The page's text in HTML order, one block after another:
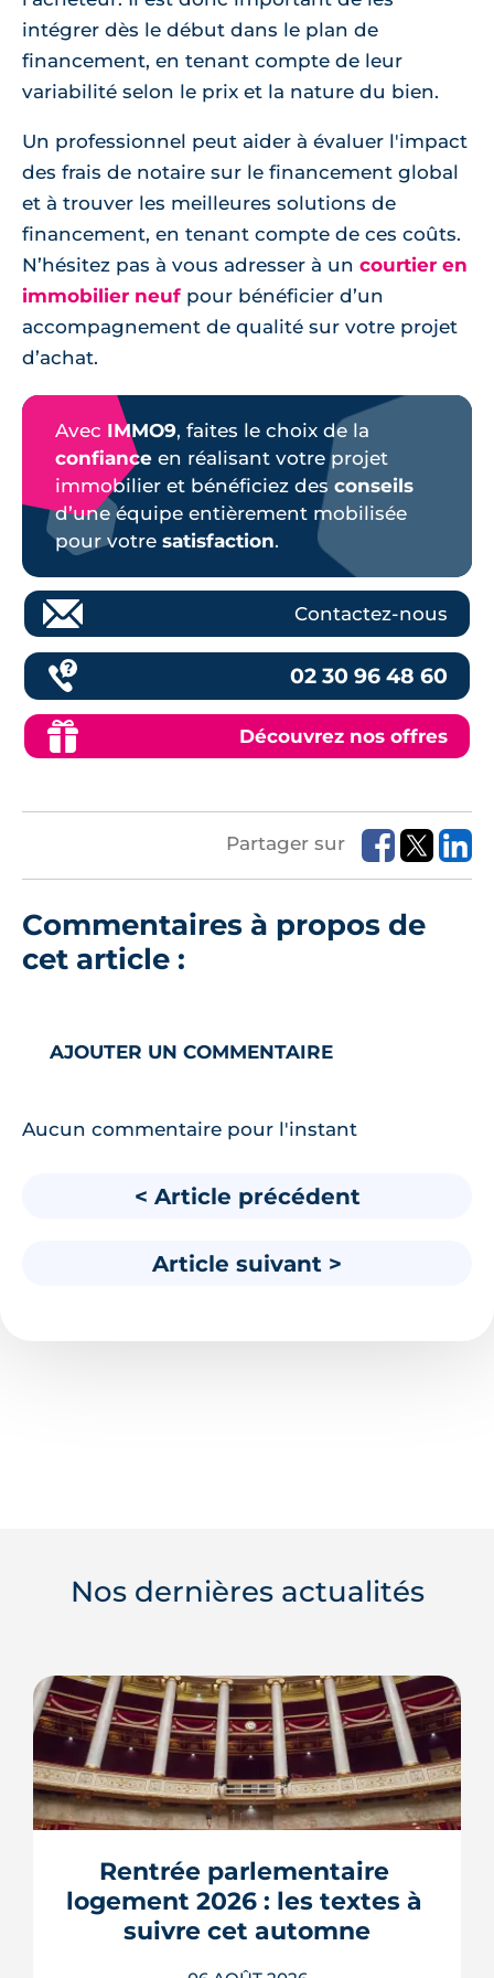
intégrer dès le début dans le plan de
financement, en tenant compte de leur
variabilité selon le prix et la nature du bien.
Un professionnel peut aider à évaluer l'impact
des frais de notaire sur le financement global
et à trouver les meilleures solutions de
financement, en tenant compte de ces coûts.
N’hésitez pas à vous adresser à un courtier en
immobilier neuf pour bénéficier d’un
accompagnement de qualité sur votre projet
d’achat.
Avec IMMO9, faites le choix de la
confiance en réalisant votre projet
immobilier et bénéficiez des conseils
d’une équipe entièrement mobilisée
pour votre satisfaction.
Contactez-nous
02 30 96 48 60
Découvrez nos offres
Partager sur
Commentaires à propos de
cet article :
AJOUTER UN COMMENTAIRE
Aucun commentaire pour l'instant
< Article précédent
Article suivant >
Nos dernières actualités
Rentrée parlementaire
logement 2026 : les textes à
suivre cet automne